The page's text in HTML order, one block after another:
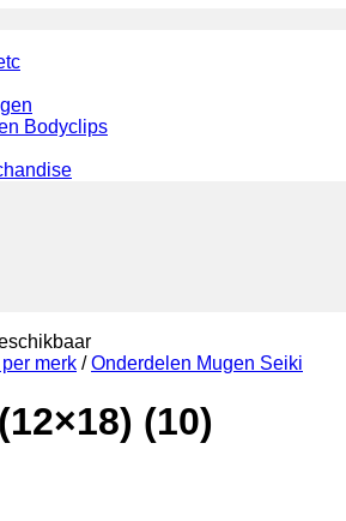
Bodyclips
merk / Onderdelen Mugen Seiki
(10)